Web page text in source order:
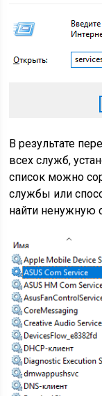
В результате
всех служб,
список можно
службы или
найти ненужную